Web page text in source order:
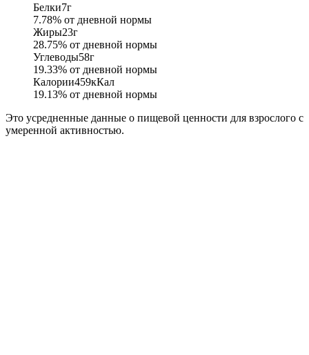
Белки7г
7.78% от дневной нормы
Жиры23г
28.75% от дневной нормы
Углеводы58г
19.33% от дневной нормы
Калории459кКал
19.13% от дневной нормы
Это усредненные данные о пищевой ценности для взрослого с
умеренной активностью.